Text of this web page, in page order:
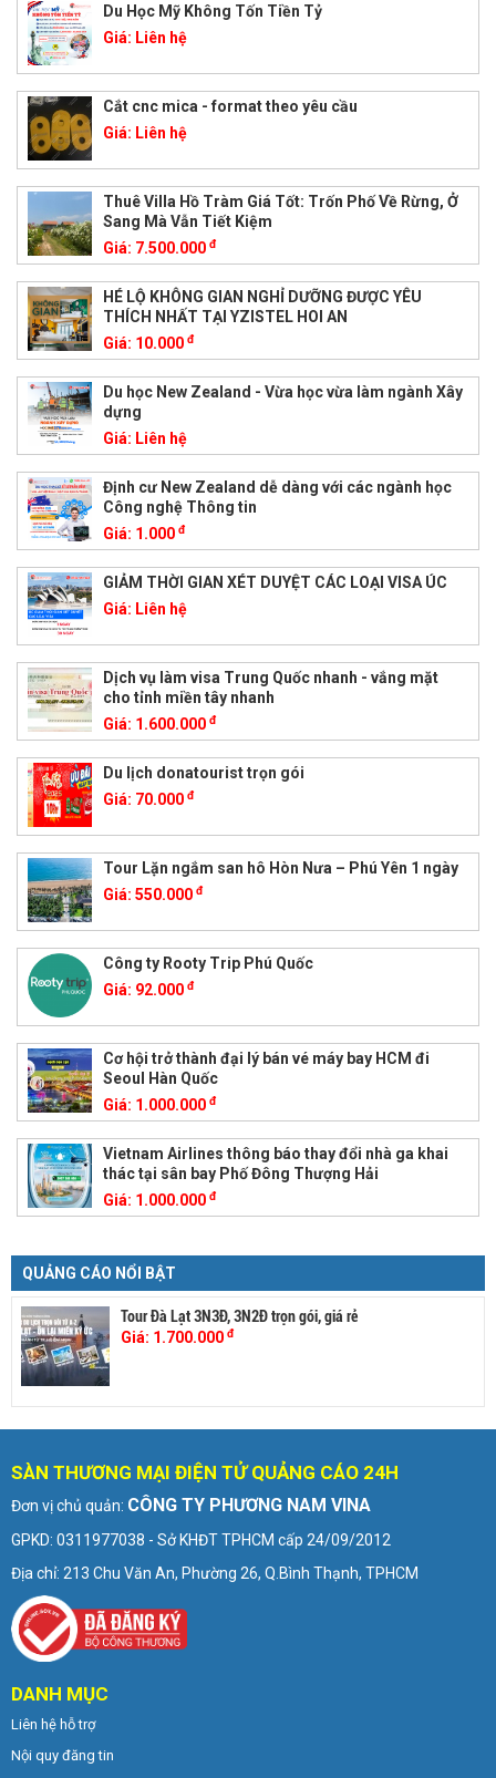
Du Học Mỹ Không Tốn Tiền Tỷ
Giá: Liên hệ
Cắt cnc mica - format theo yêu cầu
Giá: Liên hệ
Thuê Villa Hồ Tràm Giá Tốt: Trốn Phố Về Rừng, Ở
Sang Mà Vẫn Tiết Kiệm
Giá: 7.500.000 đ
HÉ LỘ KHÔNG GIAN NGHỈ DƯỠNG ĐƯỢC YÊU
THÍCH NHẤT TẠI YZISTEL HOI AN
Giá: 10.000 đ
Du học New Zealand - Vừa học vừa làm ngành Xây
dựng
Giá: Liên hệ
Định cư New Zealand dễ dàng với các ngành học
Công nghệ Thông tin
Giá: 1.000 đ
GIẢM THỜI GIAN XÉT DUYỆT CÁC LOẠI VISA ÚC
Giá: Liên hệ
Dịch vụ làm visa Trung Quốc nhanh - vắng mặt
cho tỉnh miền tây nhanh
Giá: 1.600.000 đ
Du lịch donatourist trọn gói
Giá: 70.000 đ
Tour Lặn ngắm san hô Hòn Nưa – Phú Yên 1 ngày
Giá: 550.000 đ
Công ty Rooty Trip Phú Quốc
Giá: 92.000 đ
Cơ hội trở thành đại lý bán vé máy bay HCM đi
Seoul Hàn Quốc
Giá: 1.000.000 đ
Vietnam Airlines thông báo thay đổi nhà ga khai
thác tại sân bay Phố Đông Thượng Hải
Giá: 1.000.000 đ
QUẢNG CÁO NỔI BẬT
Tour Đà Lạt 3N3Đ, 3N2Đ trọn gói, giá rẻ
Giá: 1.700.000 đ
SÀN THƯƠNG MẠI ĐIỆN TỬ QUẢNG CÁO 24H
Đơn vị chủ quản: CÔNG TY PHƯƠNG NAM VINA
GPKD: 0311977038 - Sở KHĐT TPHCM cấp 24/09/2012
Địa chỉ: 213 Chu Văn An, Phường 26, Q.Bình Thạnh, TPHCM
DANH MỤC
Liên hệ hỗ trợ
Nội quy đăng tin